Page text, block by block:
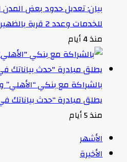
بيان: تعديل حدود بعض
للخدمات وعدد 2 قرية بالظهير الصحراوي
منذ 4 أيام
بالشراكة مع بنكي “الأهلي”
يطلق مبادرة “حدث بياناتك
منذ 5 أيام
الأشهر
الأخيرة